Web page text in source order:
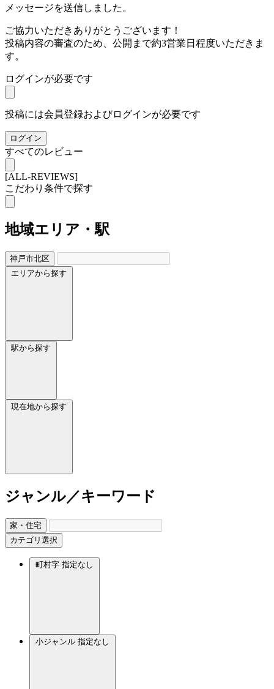
メッセージを送信しました。
ご協力いただきありがとうございます！
投稿内容の審査のため、公開まで約3営業日程度いただきま
す。
ログインが必要です
投稿には会員登録およびログインが必要です
ログイン
すべてのレビュー
[ALL-REVIEWS]
こだわり条件で探す
地域エリア・駅
神戸市北区
エリアから探す
駅から探す
現在地から探す
ジャンル／キーワード
家・住宅
カテゴリ選択
町村字 指定なし
小ジャンル 指定なし